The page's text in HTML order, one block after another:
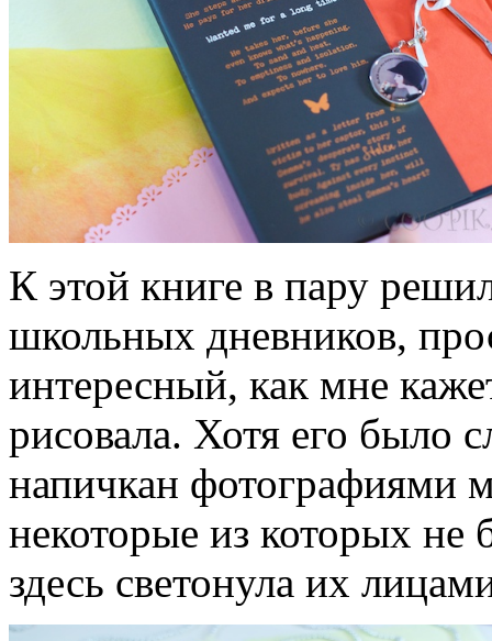
К этой книге в пару
школьных дневников,
интересный, как мне
рисовала. Хотя его было
напичкан фотографиями
некоторые из которых не
здесь светонула их